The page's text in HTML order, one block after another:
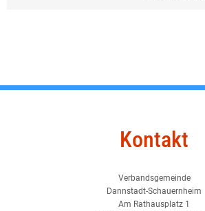
Kontakt
Verbandsgemeinde
Dannstadt-Schauernheim
Am Rathausplatz 1